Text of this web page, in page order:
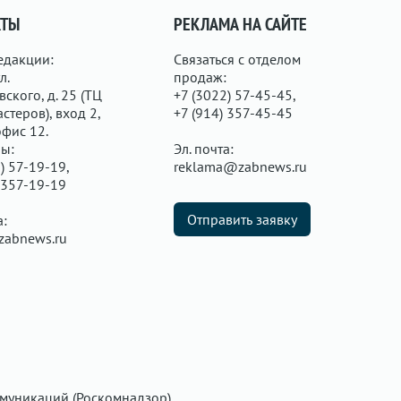
д. 25 (ТЦ
вход 2,
12.
57-19-19,
19-19
РЕКЛАМА НА САЙТЕ
Связаться с отделом
продаж:
+7 (3022) 57-45-45,
+7 (914) 357-45-45
Эл. почта:
reklama@zabnews.ru
Отправить заявку
(Роскомнадзор).